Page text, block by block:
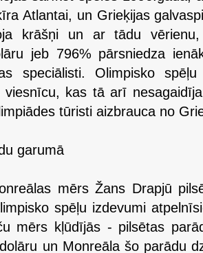
Atlantai, un Grieķijas
krāšņi un ar tādu
jeb 796% pārsniedza
speciālisti. Olimpisko
viesnīcu, kas tā arī
tūristi aizbrauca no
garumā
mērs Žans Drapjū
spēļu izdevumi
mērs kļūdījās - pilsētas
un Monreāla šo parādu